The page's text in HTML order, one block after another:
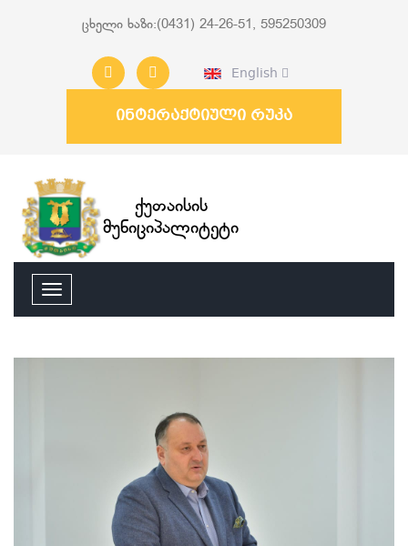
ცხელი ხაზი:(0431) 24-26-51, 595250309
English
ინტერაქტიული რუკა
ქუთაისის
მუნიციპალიტეტი